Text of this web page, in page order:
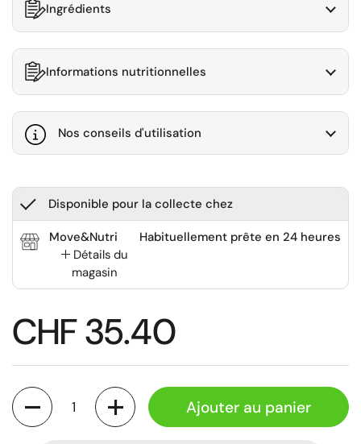
Ingrédients
Informations nutritionnelles
Nos conseils d'utilisation
Disponible pour la collecte chez
Move&Nutri
Détails du
magasin
Habituellement prête en 24 heures
CHF 35.40
Quantité
Ajouter au panier